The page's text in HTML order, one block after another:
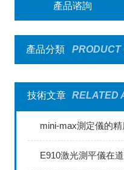
產品谘詢
產品分類 PRODUCT
技術文章 RELATED
mini-max測定儀的
E910激光測平儀在